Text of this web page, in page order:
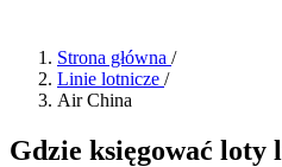
Strona główna /
Linie lotnicze /
Air China
Gdzie księgować